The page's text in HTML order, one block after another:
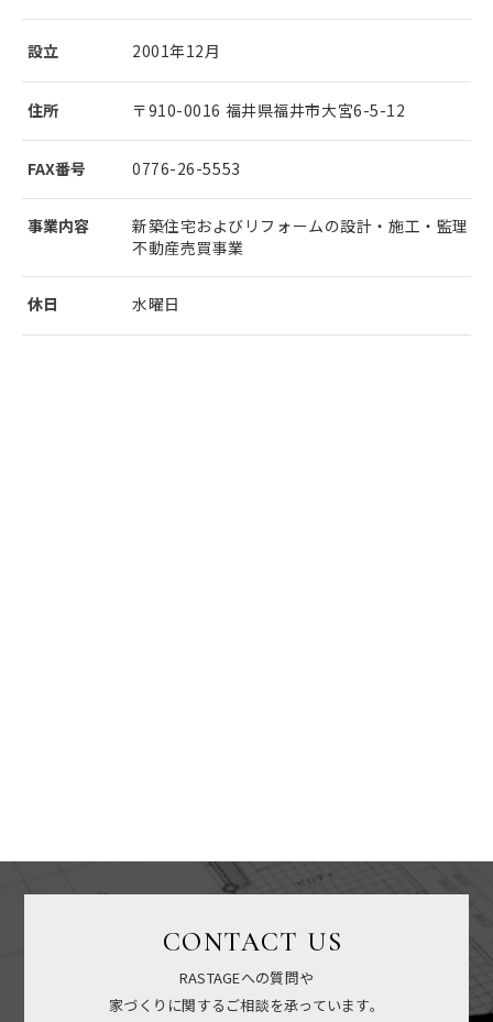
設立 2001年12月
住所 〒910-0016 福井県福井市大宮6-5-12
FAX番号 0776-26-5553
事業内容
新築住宅およびリフォームの設計・施工・監理
不動産売買事業
休日 水曜日
CONTACT US
RASTAGEへの質問や
家づくりに関するご相談を承っています。